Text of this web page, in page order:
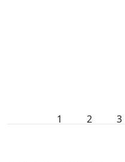
1 2 3